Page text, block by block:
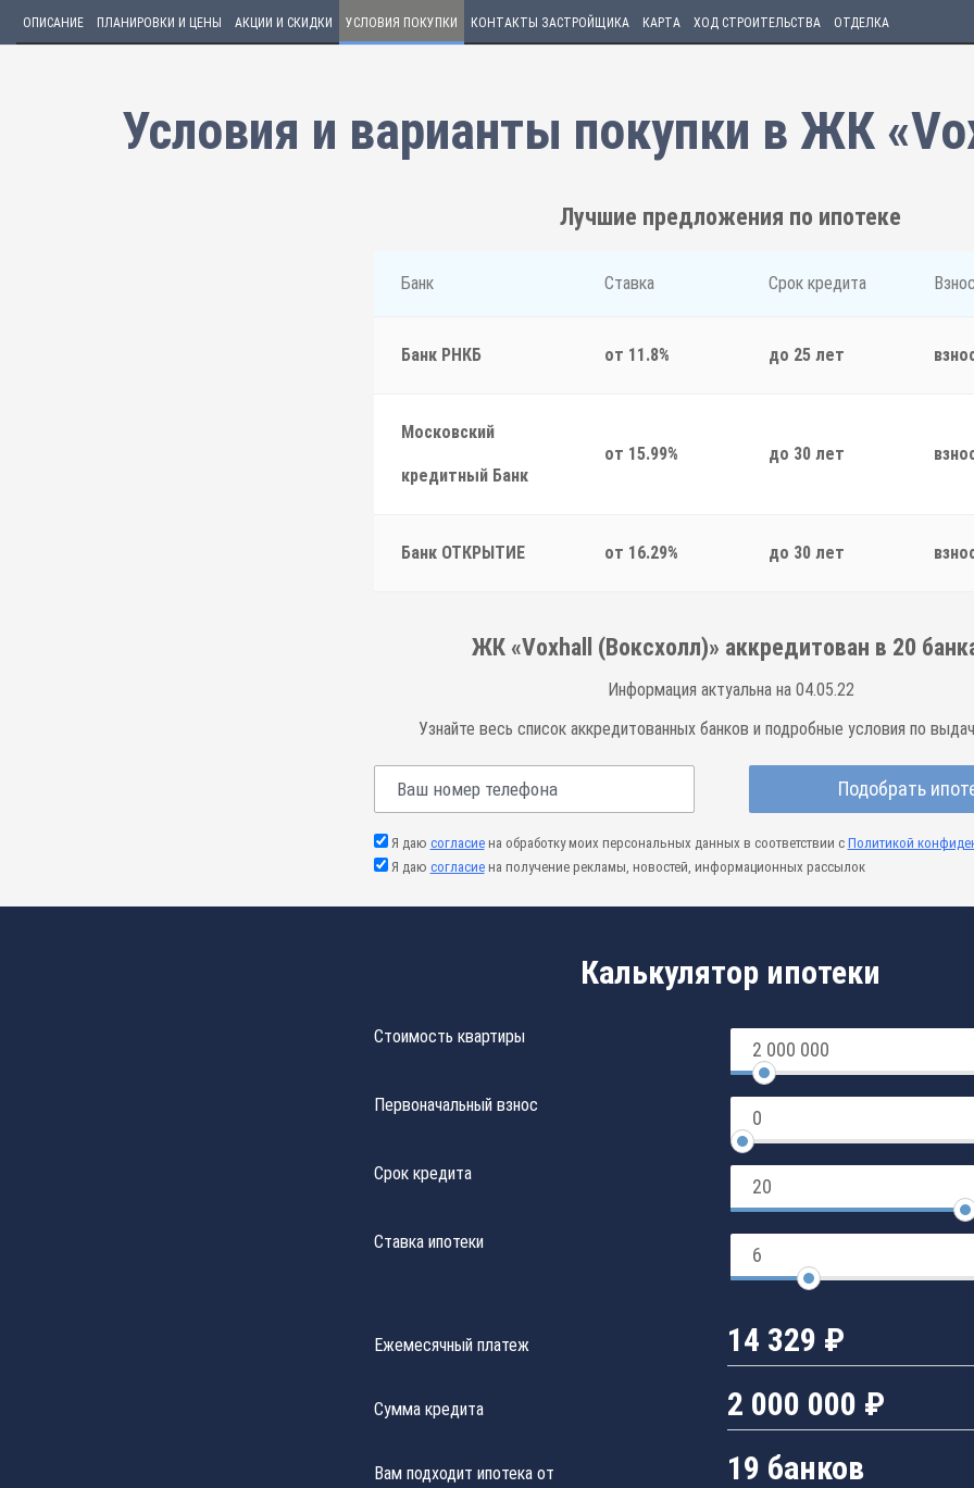
ОПИСАНИЕ ПЛАНИРОВКИ И ЦЕНЫ АКЦИИ И СКИДКИ УСЛОВИЯ ПОКУПКИ КОНТАКТЫ ЗАСТРОЙЩИКА КАРТА ХОД СТРОИТЕЛЬСТВА ОТДЕЛКА
Условия и варианты покупки в ЖК
Лучшие предложения по ипотеке
Банк Ставка Срок кредита Взнос
Банк РНКБ от 11.8% до 25 лет
Московский
кредитный Банк
от 15.99% до 30 лет
Банк ОТКРЫТИЕ от 16.29% до 30 лет
ЖК «Voxhall (Воксхолл)» аккредитован в 20
Информация актуальна на 04.05.22
Узнайте весь список аккредитованных банков и подробные условия по
Подобрать
Я даю согласиена обработку моих персональных данных в соответствии с Политикой
Я даю согласиена получение рекламы, новостей, информационных рассылок
Калькулятор ипотеки
Стоимость квартиры
Первоначальный взнос
Срок кредита
Ставка ипотеки
Ежемесячный платеж 14 329 ₽
Сумма кредита 2 000 000 ₽
Вам подходит ипотека от 19 банков